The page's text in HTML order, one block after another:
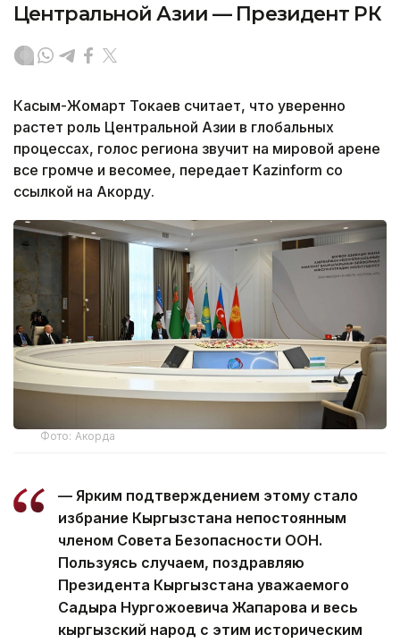
Центральной Азии — Президент РК
Касым-Жомарт Токаев считает, что уверенно
растет роль Центральной Азии в глобальных
процессах, голос региона звучит на мировой арене
все громче и весомее, передает Kazinform со
ссылкой на Акорду.
Фото: Акорда
— Ярким подтверждением этому стало
избрание Кыргызстана непостоянным
членом Совета Безопасности ООН.
Пользуясь случаем, поздравляю
Президента Кыргызстана уважаемого
Садыра Нургожоевича Жапарова и весь
кыргызский народ с этим историческим